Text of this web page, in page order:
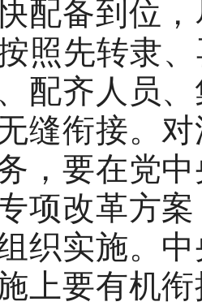
配备到位
照先转隶
配齐人员
缝衔接。
，要在党
项改革方
织实施。
上要有机